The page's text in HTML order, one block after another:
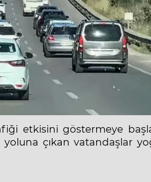
etkisini göstermeye
çıkan vatandaşlar